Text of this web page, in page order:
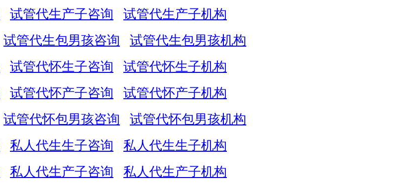
试管代生产子咨询
试管代生产子机构
试管代生包男孩咨询
试管代生包男孩机构
试管代怀生子咨询
试管代怀生子机构
试管代怀产子咨询
试管代怀产子机构
试管代怀包男孩咨询
试管代怀包男孩机构
私人代生生子咨询
私人代生生子机构
私人代生产子咨询
私人代生产子机构